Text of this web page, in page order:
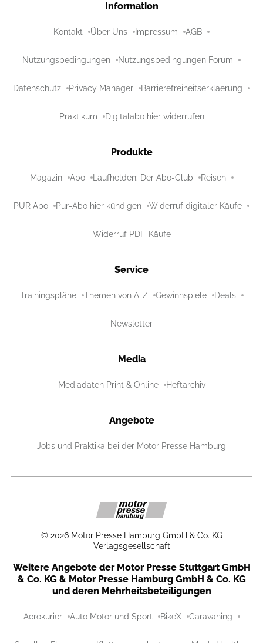
Information
Kontakt Über Uns Impressum AGB
Nutzungsbedingungen Nutzungsbedingungen Forum
Datenschutz Privacy Manager Barrierefreiheitserklaerung
Praktikum Digitalabo hier widerrufen
Produkte
Magazin Abo Laufhelden: Der Abo-Club Reisen
PUR Abo Pur-Abo hier kündigen Widerruf digitaler Käufe
Widerruf PDF-Käufe
Service
Trainingspläne Themen von A-Z Gewinnspiele Deals
Newsletter
Media
Mediadaten Print & Online Heftarchiv
Angebote
Jobs und Praktika bei der Motor Presse Hamburg
© 2026 Motor Presse Hamburg GmbH & Co. KG
Verlagsgesellschaft
Weitere Angebote der Motor Presse Stuttgart GmbH
& Co. KG & Motor Presse Hamburg GmbH & Co. KG
und deren Mehrheitsbeteiligungen
Aerokurier Auto Motor und Sport BikeX Caravaning